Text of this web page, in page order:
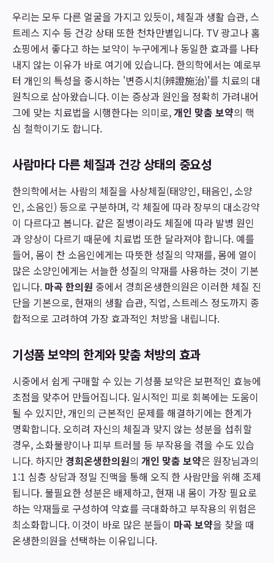
우리는 모두 다른 얼굴을 가지고 있듯이, 체질과 생활 습관, 스
트레스 지수 등 건강 상태 또한 천차만별입니다. TV 광고나 홈
쇼핑에서 좋다고 하는 보약이 누구에게나 동일한 효과를 나타
내지 않는 이유가 바로 여기에 있습니다. 한의학에서는 예로부
터 개인의 특성을 중시하는 '변증시치(辨證施治)'를 치료의 대
원칙으로 삼아왔습니다. 이는 증상과 원인을 정확히 가려내어
그에 맞는 치료법을 시행한다는 의미로,개인 맞춤 보약의 핵
심 철학이기도 합니다.
사람마다 다른 체질과 건강 상태의 중요성
한의학에서는 사람의 체질을 사상체질(태양인, 태음인, 소양
인, 소음인) 등으로 구분하며, 각 체질에 따라 장부의 대소강약
이 다르다고 봅니다. 같은 질병이라도 체질에 따라 발병 원인
과 양상이 다르기 때문에 치료법 또한 달라져야 합니다. 예를
들어, 몸이 찬 소음인에게는 따뜻한 성질의 약재를, 몸에 열이
많은 소양인에게는 서늘한 성질의 약재를 사용하는 것이 기본
입니다. 마곡 한의원 중에서 경희온생한의원은 이러한 체질 진
단을 기본으로, 현재의 생활 습관, 직업, 스트레스 정도까지 종
합적으로 고려하여 가장 효과적인 처방을 내립니다.
기성품 보약의 한계와 맞춤 처방의 효과
시중에서 쉽게 구매할 수 있는 기성품 보약은 보편적인 효능에
초점을 맞추어 만들어집니다. 일시적인 피로 회복에는 도움이
될 수 있지만, 개인의 근본적인 문제를 해결하기에는 한계가
명확합니다. 오히려 자신의 체질과 맞지 않는 성분을 섭취할
경우, 소화불량이나 피부 트러블 등 부작용을 겪을 수도 있습
니다. 하지만 경희온생한의원의 개인 맞춤 보약은 원장님과의
1:1 심층 상담과 정밀 진맥을 통해 오직 한 사람만을 위해 조제
됩니다. 불필요한 성분은 배제하고, 현재 내 몸이 가장 필요로
하는 약재들로 구성하여 약효를 극대화하고 부작용의 위험은
최소화합니다. 이것이 바로 많은 분들이 마곡 보약을 찾을 때
온생한의원을 선택하는 이유입니다.